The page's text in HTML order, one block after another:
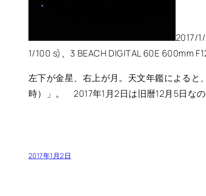
2017/
1/100 s)、3 BEACH DIGITAL 60E 600mm
左下が金星、右上が月。天文年鑑によると
時）」。 2017年1月2日は旧暦12月5日な
2017年1月2日